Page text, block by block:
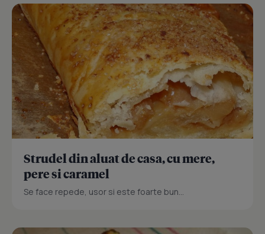
Strudel din aluat de casa, cu mere,
pere si caramel
Se face repede, usor si este foarte bun...